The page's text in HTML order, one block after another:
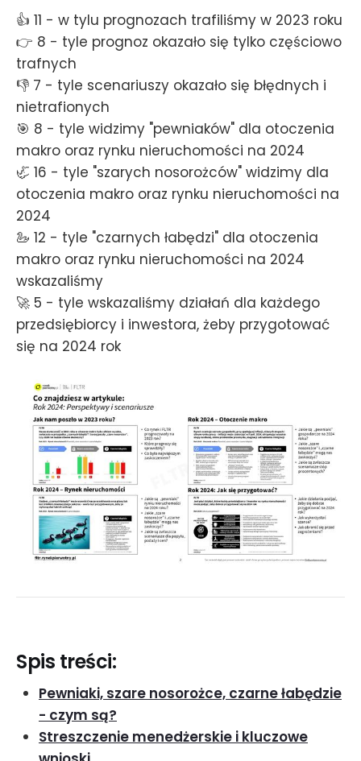
👍 11 - w tylu prognozach trafiliśmy w 2023 roku
👉 8 - tyle prognoz okazało się tylko częściowo
trafnych
👎 7 - tyle scenariuszy okazało się błędnych i
nietrafionych
🎯 8 - tyle widzimy "pewniaków" dla otoczenia
makro oraz rynku nieruchomości na 2024
🦏 16 - tyle "szarych nosorożców" widzimy dla
otoczenia makro oraz rynku nieruchomości na
2024
🦢 12 - tyle "czarnych łabędzi" dla otoczenia
makro oraz rynku nieruchomości na 2024
wskazaliśmy
🚀 5 - tyle wskazaliśmy działań dla każdego
przedsiębiorcy i inwestora, żeby przygotować
się na 2024 rok
Spis treści:
Pewniaki, szare nosorożce, czarne łabędzie
- czym są?
Streszczenie menedżerskie i kluczowe